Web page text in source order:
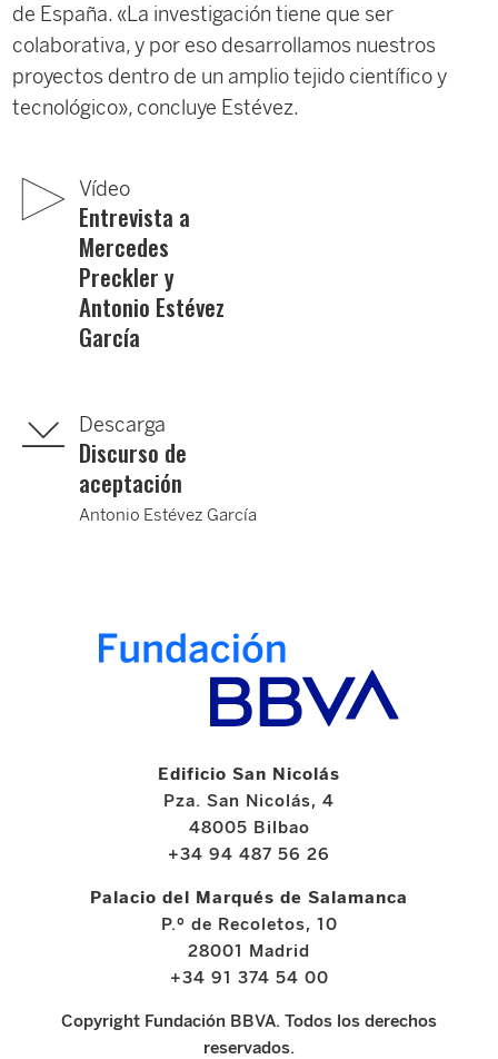
de España. «La investigación tiene que ser
colaborativa, y por eso desarrollamos nuestros
proyectos dentro de un amplio tejido científico y
tecnológico», concluye Estévez.
Vídeo
Entrevista a
Mercedes
Preckler y
Antonio Estévez
García
Descarga
Discurso de
aceptación
Antonio Estévez García
Edificio San Nicolás
Pza. San Nicolás, 4
48005 Bilbao
+34 94 487 56 26
Palacio del Marqués de Salamanca
P.º de Recoletos, 10
28001 Madrid
+34 91 374 54 00
Copyright Fundación BBVA. Todos los derechos
reservados.